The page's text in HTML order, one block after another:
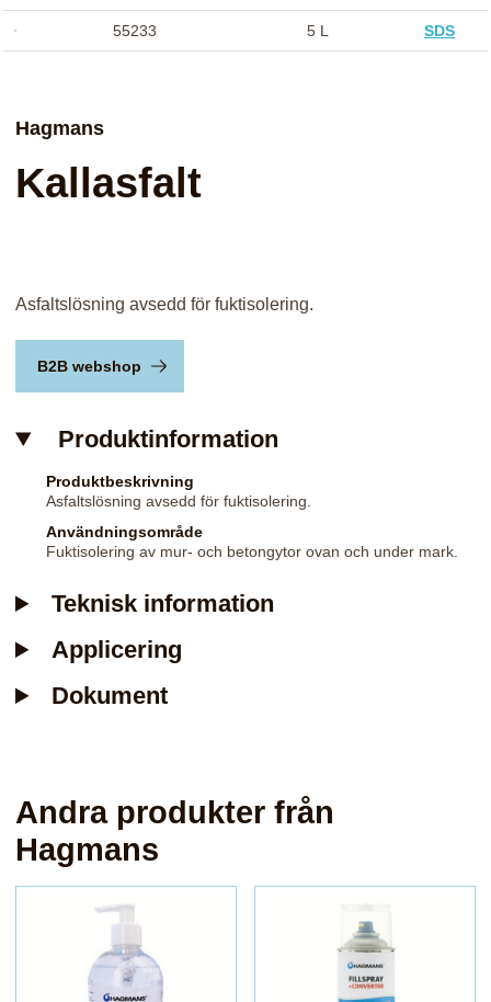
55233 5 L SDS
Hagmans
Kallasfalt
Asfaltslösning avsedd för fuktisolering.
B2B webshop
Produktinformation
Produktbeskrivning
Asfaltslösning avsedd för fuktisolering.
Användningsområde
Fuktisolering av mur- och betongytor ovan och under mark.
Teknisk information
Applicering
Dokument
Andra produkter från
Hagmans